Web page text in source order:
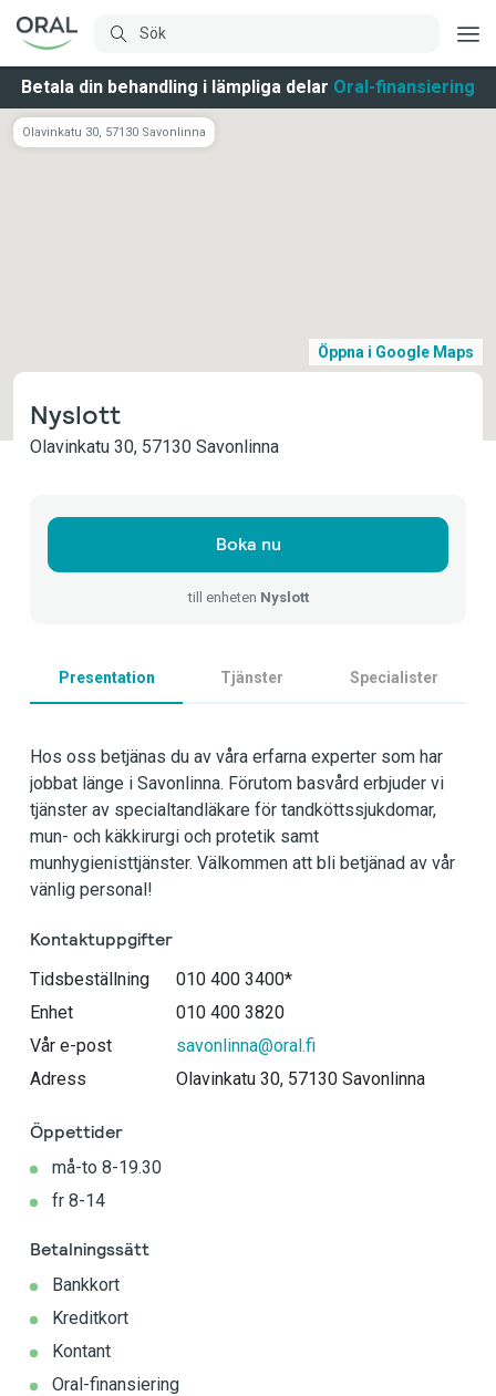
Betala din behandling i lämpliga delar Oral-finansiering
Olavinkatu 30, 57130 Savonlinna
Öppna i Google Maps
Nyslott
Olavinkatu 30, 57130 Savonlinna
Boka nu
till enheten Nyslott
Presentation Tjänster Specialister
Hos oss betjänas du av våra erfarna experter som har
jobbat länge i Savonlinna. Förutom basvård erbjuder vi
tjänster av specialtandläkare för tandköttssjukdomar,
mun- och käkkirurgi och protetik samt
munhygienisttjänster. Välkommen att bli betjänad av vår
vänlig personal!
Kontaktuppgifter
Tidsbeställning
010 400 3400*
Enhet
010 400 3820
Vår e-post
savonlinna@oral.fi
Adress
Olavinkatu 30, 57130 Savonlinna
Öppettider
må-to 8-19.30
fr 8-14
Betalningssätt
Bankkort
Kreditkort
Kontant
Oral-finansiering